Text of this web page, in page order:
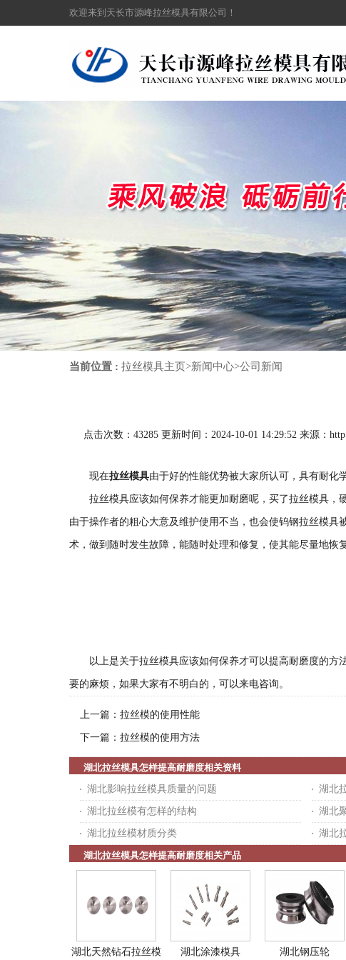
欢迎来到天长市源峰拉丝模具有限公司！
当前位置 : 拉丝模具主页>新闻中心>公司新闻
点击次数： 43285 更新时间：2024-10-01 14:29:52 来源：
现在拉丝模具由于好的性能优势被大家所认可，具有耐化
拉丝模具应该如何保养才能更加耐磨呢，买了拉丝模具，硬
由于操作者的粗心大意及维护使用不当，也会使钨钢拉丝模
术，做到随时发生故障，能随时处理和修复，使其能尽量地恢
以上是关于拉丝模具应该如何保养才可以提高耐磨度的方
要的麻烦，如果大家有不明白的，可以来电咨询。
上一篇： 拉丝模的使用性能
下一篇： 拉丝模的使用方法
湖北拉丝模具怎样提高耐磨度相关资料
湖北影响拉丝模具质量的问题
湖北
湖北拉丝模有怎样的结构 湖北
湖北拉丝模材质分类 湖北
湖北拉丝模具怎样提高耐磨度相关产品
湖北天然钻石拉丝模 湖北涂漆模具 湖北钢压轮